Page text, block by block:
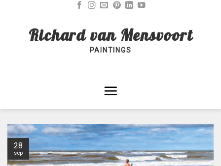
Richard van Mensvoort
PAINTINGS
28
sep